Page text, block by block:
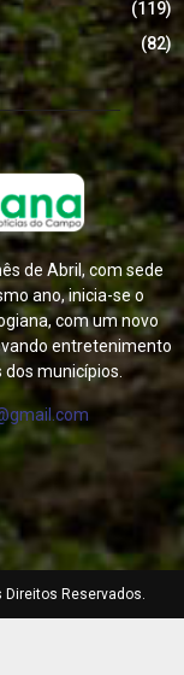
(119)
(82)
de Abril, com sede
ano, inicia-se o
com um novo
entretenimento
municípios.
Direitos Reservados.